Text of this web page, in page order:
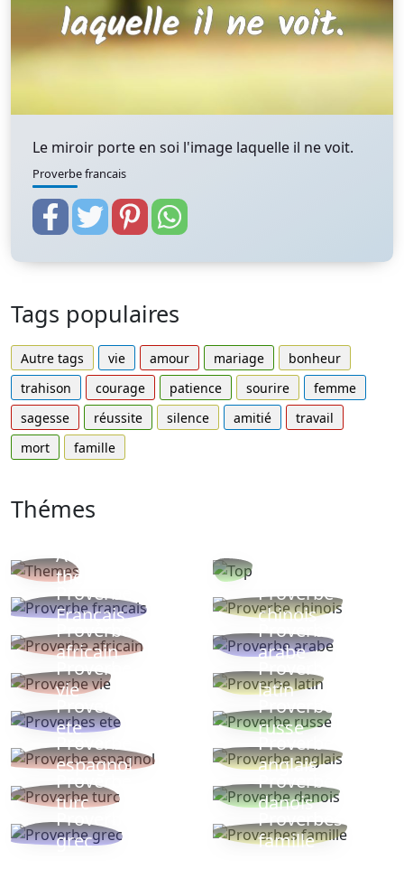
Le miroir porte en soi l'image laquelle il ne voit.
Proverbe francais
Tags populaires
Autre tags vie amour mariage
bonheur
trahison
courage patience sourire
femme
sagesse
réussite silence amitié
travail
mort
famille
Thémes
Autres
thèmes
Proverbe
Français
Proverbe
chinois
Proverbe
africain
Proverbe
arabe
Proverbe
vie
Proverbe
latin
Proverbes
ete
Proverbe
russe
Proverbe
espagnol
Proverbe
anglais
Proverbe
turc
Proverbe
danois
Proverbe
grec
Proverbes
famille